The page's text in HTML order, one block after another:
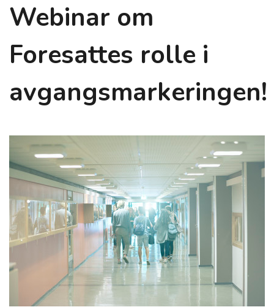
Webinar om
Foresattes rolle i
avgangsmarkeringen!